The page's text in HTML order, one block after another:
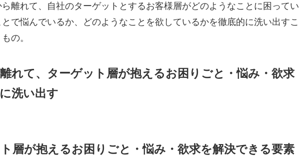
離れて、自社のターゲットとするお客様層がどのようなことに困ってい
で悩んでいるか、どのようなことを欲しているかを徹底的に洗い出すこ
の。
れて、ターゲット層が抱えるお困りごと・悩み・欲求
洗い出す
層が抱えるお困りごと・悩み・欲求を解決できる要素